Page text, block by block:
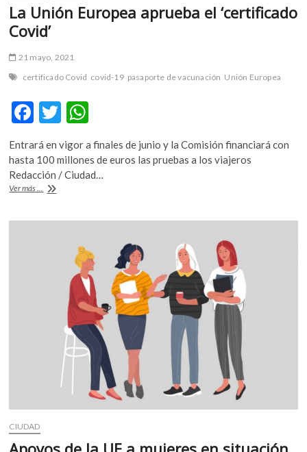
La Unión Europea aprueba el ‘certificado
Covid’
21 mayo, 2021
certificado Covid covid-19 pasaporte de vacunación Unión Europea
F
ac
e
b
o
o
T
w
itt
er
h
at
s
p
p
Entrará en vigor a finales de junio y la Comisión financiará con
hasta 100 millones de euros las pruebas a los viajeros
Redacción / Ciudad…
Ver más ...
La
‘certificado
CIUDAD